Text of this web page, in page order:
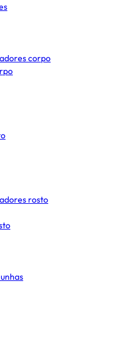
corpo
rosto